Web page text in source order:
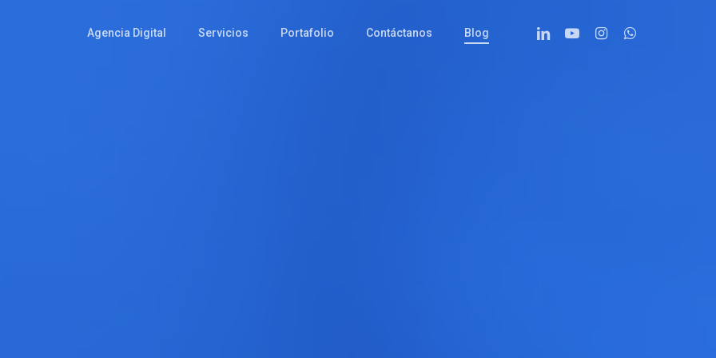
Agencia Digital Servicios Portafolio Contáctanos Blog LinkedinYoutubeInstagramWhatsapp